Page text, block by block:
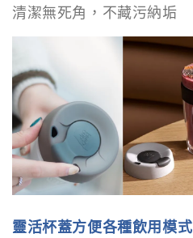
清潔無死角，不藏污納垢
靈活杯蓋方便各種飲用模式